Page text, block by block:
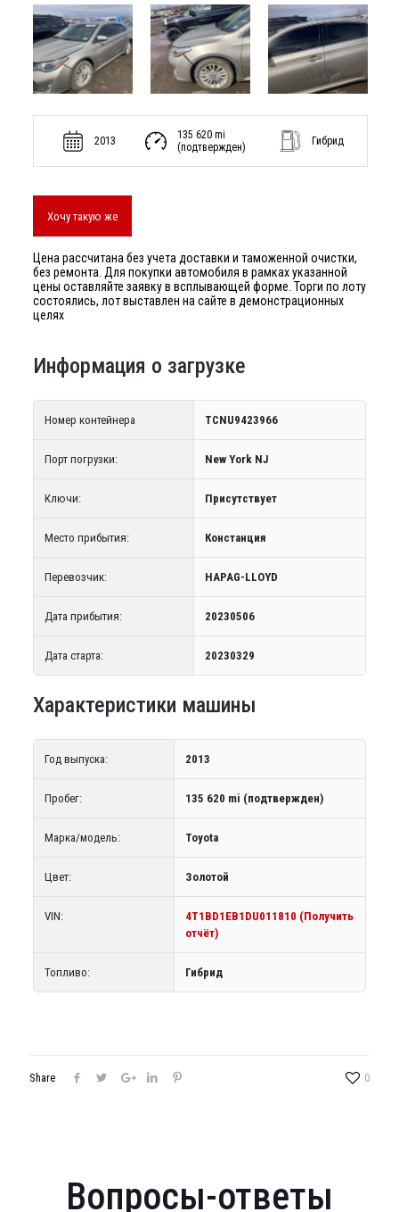
2013
135 620 mi
(подтвержден)
Гибрид
Хочу такую же
Цена рассчитана без учета доставки и таможенной очистки,
без ремонта. Для покупки автомобиля в рамках указанной
цены оставляйте заявку в всплывающей форме. Торги по лоту
состоялись, лот выставлен на сайте в демонстрационных
целях
Информация о загрузке
Номер контейнера TCNU9423966
Порт погрузки: New York NJ
Ключи: Присутствует
Место прибытия: Констанция
Перевозчик: HAPAG-LLOYD
Дата прибытия: 20230506
Дата старта: 20230329
Характеристики машины
Год выпуска: 2013
Пробег: 135 620 mi (подтвержден)
Марка/модель: Toyota
Цвет: Золотой
VIN:
4T1BD1EB1DU011810 (Получить
отчёт)
Топливо: Гибрид
Share 0
Вопросы-ответы